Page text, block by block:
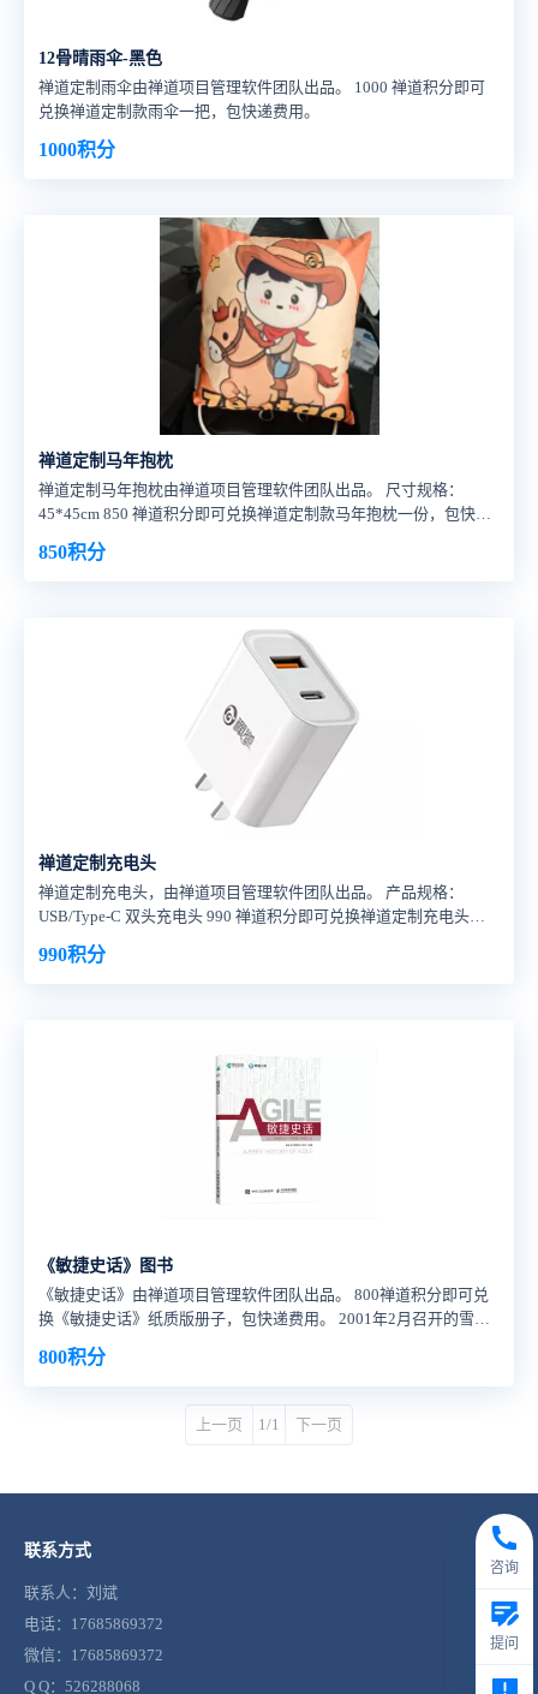
12骨晴雨伞-黑色
禅道定制雨伞由禅道项目管理软件团队出品。 1000 禅道积分即可
兑换禅道定制款雨伞一把，包快递费用。
1000积分
禅道定制马年抱枕
禅道定制马年抱枕由禅道项目管理软件团队出品。 尺寸规格：
45*45cm 850 禅道积分即可兑换禅道定制款马年抱枕一份，包快递
费用。
850积分
禅道定制充电头
禅道定制充电头，由禅道项目管理软件团队出品。 产品规格：
USB/Type-C 双头充电头 990 禅道积分即可兑换禅道定制充电头一
个，包快递费用。
990积分
《敏捷史话》图书
《敏捷史话》由禅道项目管理软件团队出品。 800禅道积分即可兑
换《敏捷史话》纸质版册子，包快递费用。 2001年2月召开的雪鸟
会议，仅用了三天就在IT领域掀起了一场轰轰烈烈的敏捷运动，至
今余波依旧。 在二十年后的今天，我们不难发现，敏捷发展到今
淡出人们的视野。 在对“敏捷”进行追溯的过程中，我们产生了了解
800积分
上一页 1/1 下一页
联系方式
联系人：刘斌
电话：17685869372
微信：17685869372
Q Q：526288068
咨询
提问